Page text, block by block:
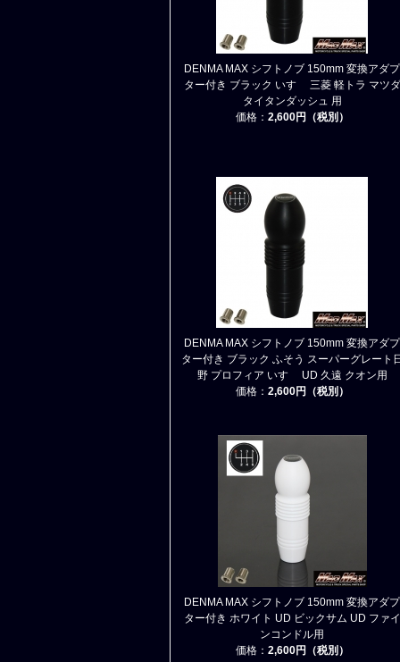
DENMA MAX シフトノブ 150mm 変換アダプ
ター付き ブラック いすゞ 三菱 軽トラ マツダ
タイタンダッシュ 用
価格： 2,600円（税別）
DENMA MAX シフトノブ 150mm 変換アダプ
ター付き ブラック ふそう スーパーグレート
野 プロフィア いすゞ UD 久遠 クオン用
価格： 2,600円（税別）
DENMA MAX シフトノブ 150mm 変換アダプ
ター付き ホワイト UD ビックサム UD ファイ
ンコンドル用
価格： 2,600円（税別）